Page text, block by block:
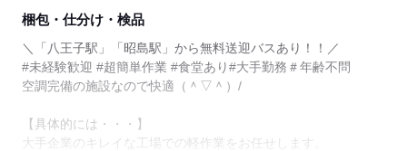
梱包・仕分け・検品
＼「八王子駅」「昭島駅」から無料送迎バスあり！！／
#未経験歓迎 #超簡単作業 #食堂あり#大手勤務＃年齢不問
空調完備の施設なので快適（＾▽＾）/
【具体的には・・・】
大手企業のキレイな工場での軽作業をお任せします。